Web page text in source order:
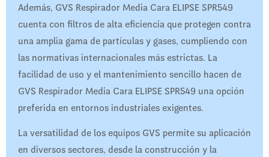
Además, GVS Respirador Media Cara ELIPSE SPR549
cuenta con filtros de alta eficiencia que protegen contra
una amplia gama de partículas y gases, cumpliendo con
las normativas internacionales más estrictas. La
facilidad de uso y el mantenimiento sencillo hacen de
GVS Respirador Media Cara ELIPSE SPR549 una opción
preferida en entornos industriales exigentes.
La versatilidad de los equipos GVS permite su aplicación
en diversos sectores, desde la construcción y la